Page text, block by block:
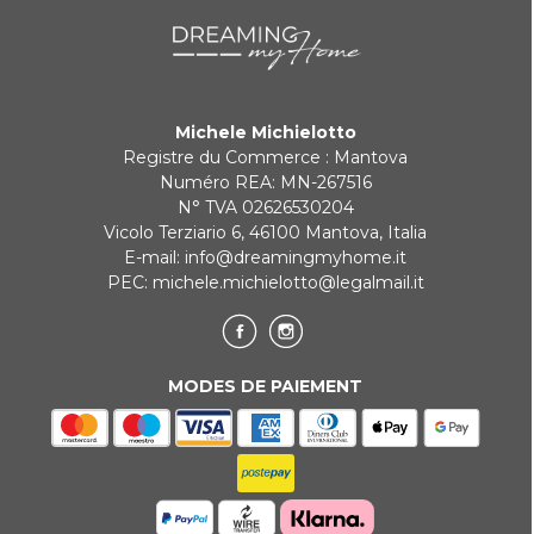
REDIRECTIONS BANCAIRES
Michele Michielotto
Registre du Commerce : Mantova
Numéro REA: MN-267516
N° TVA 02626530204
Vicolo Terziario 6, 46100 Mantova, Italia
E-mail: info@dreamingmyhome.it
PEC: michele.michielotto@legalmail.it
MODES DE PAIEMENT